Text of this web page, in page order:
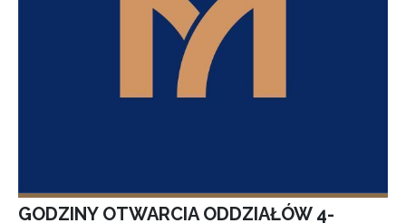
GODZINY OTWARCIA ODDZIAŁÓW 4-